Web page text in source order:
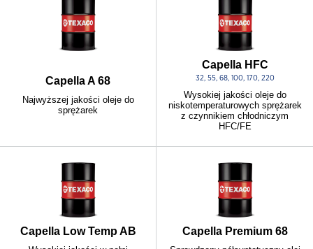
Capella A 68
Najwyższej jakości oleje do
sprężarek
Capella HFC
32, 55, 68, 100, 170, 220
Wysokiej jakości oleje do
niskotemperaturowych sprężarek
z czynnikiem chłodniczym
HFC/FE
Capella Low Temp AB Capella Premium 68